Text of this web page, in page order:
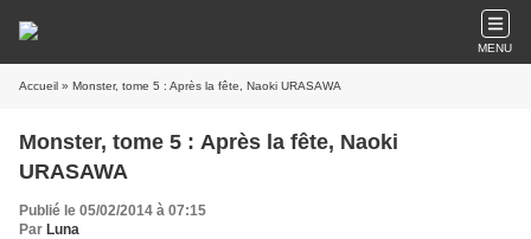
MENU
Accueil » Monster, tome 5 : Après la fête, Naoki URASAWA
Monster, tome 5 : Après la fête, Naoki
URASAWA
Publié le 05/02/2014 à 07:15
Par Luna